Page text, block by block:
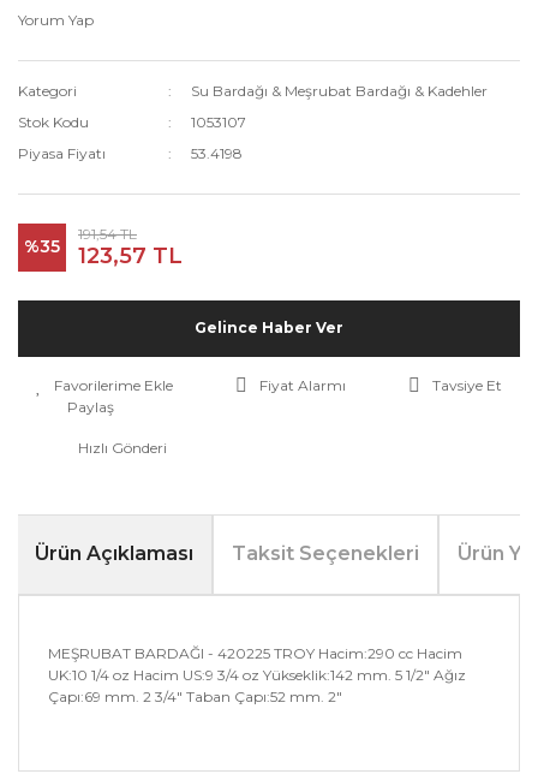
Yorum Yap
Kategori
Su Bardağı & Meşrubat Bardağı & Kadehler
Stok Kodu
1053107
Piyasa Fiyatı
53.4198
%35
191,54 TL
123,57 TL
Gelince Haber Ver
Fiyat Alarmı
Tavsiye Et
Paylaş
Hızlı Gönderi
Ürün Açıklaması Taksit Seçenekleri Ürün
MEŞRUBAT BARDAĞI - 420225 TROY Hacim:290 cc Hacim
UK:10 1/4 oz Hacim US:9 3/4 oz Yükseklik:142 mm. 5 1/2" Ağız
Çapı:69 mm. 2 3/4" Taban Çapı:52 mm. 2"
Bu ürünün fiyat bilgisi, resim, ürün açıklamalarında ve